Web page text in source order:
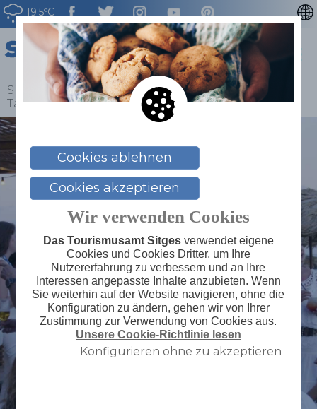
19.5ºC
CATALÀ
ENGLISH
ESPAÑOL
Sitges > Blog > Llistat Blog > Kongresse und
Tagungen? Aber klar doch, in Sitges
Cookies ablehnen
Cookies akzeptieren
Wir verwenden Cookies
Das Tourismusamt Sitgesverwendet eigene
Cookies und Cookies Dritter, um Ihre
Nutzererfahrung zu verbessern und an Ihre
Interessen angepasste Inhalte anzubieten. Wenn
Sie weiterhin auf der Website navigieren, ohne die
Konfiguration zu ändern, gehen wir von Ihrer
Zustimmung zur Verwendung von Cookies aus.
Unsere Cookie-Richtlinie lesen
Konfigurieren ohne zu akzeptieren